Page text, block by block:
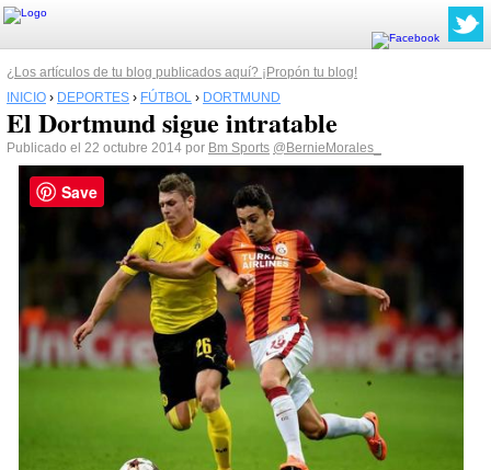
¿Los artículos de tu blog publicados aquí? ¡Propón tu blog!
INICIO › DEPORTES › FÚTBOL › DORTMUND
El Dortmund sigue intratable
Publicado el 22 octubre 2014 por Bm Sports @BernieMorales_
Save